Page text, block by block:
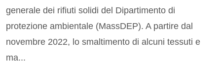
generale dei rifiuti solidi del Dipartimento di
protezione ambientale (MassDEP). A partire dal
novembre 2022, lo smaltimento di alcuni tessuti e
ma...